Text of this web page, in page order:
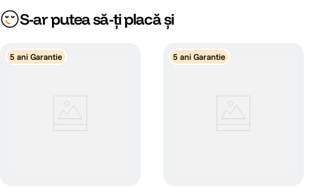
Greutate 130g
DETALII PRODUCATOR
S-ar putea să-ți placă și
5 ani Garantie 5 ani Garantie